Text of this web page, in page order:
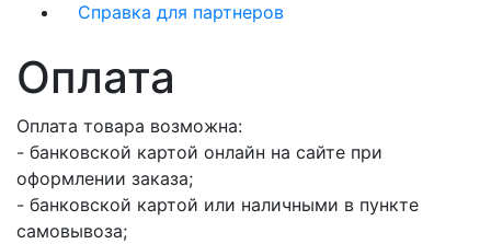
Справка для партнеров
Оплата
Оплата товара возможна:
- банковской картой онлайн на сайте при
оформлении заказа;
- банковской картой или наличными в пункте
самовывоза;